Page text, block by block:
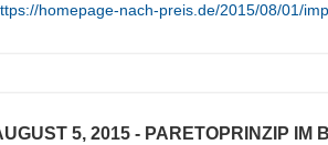
homepage-nach-preis.de/2015/08/01/
5, 2015 - PARETOPRINZIP IM